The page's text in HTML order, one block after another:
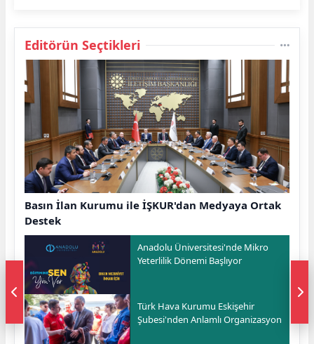
Editörün Seçtikleri
Basın İlan Kurumu ile İŞKUR'dan Medyaya Ortak
Destek
Anadolu Üniversitesi'nde Mikro
Yeterlilik Dönemi Başlıyor
Türk Hava Kurumu Eskişehir
Şubesi'nden Anlamlı Organizasyon